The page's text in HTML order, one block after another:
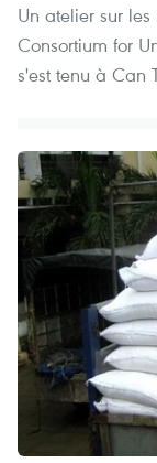
Un atelier sur
Consortium for
s'est tenu à Can